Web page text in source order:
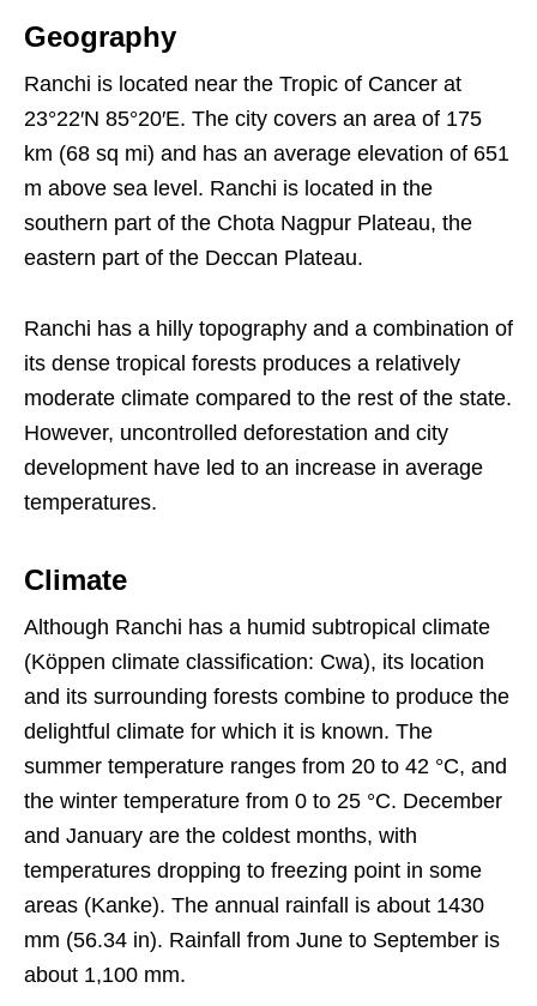
Geography
Ranchi is located near the Tropic of Cancer at
23°22′N 85°20′E. The city covers an area of ​​175
km (68 sq mi) and has an average elevation of 651
m above sea level. Ranchi is located in the
southern part of the Chota Nagpur Plateau, the
eastern part of the Deccan Plateau.
Ranchi has a hilly topography and a combination of
its dense tropical forests produces a relatively
moderate climate compared to the rest of the state.
However, uncontrolled deforestation and city
development have led to an increase in average
temperatures.
Climate
Although Ranchi has a humid subtropical climate
(Köppen climate classification: Cwa), its location
and its surrounding forests combine to produce the
delightful climate for which it is known. The
summer temperature ranges from 20 to 42 °C, and
the winter temperature from 0 to 25 °C. December
and January are the coldest months, with
temperatures dropping to freezing point in some
areas (Kanke). The annual rainfall is about 1430
mm (56.34 in). Rainfall from June to September is
about 1,100 mm.